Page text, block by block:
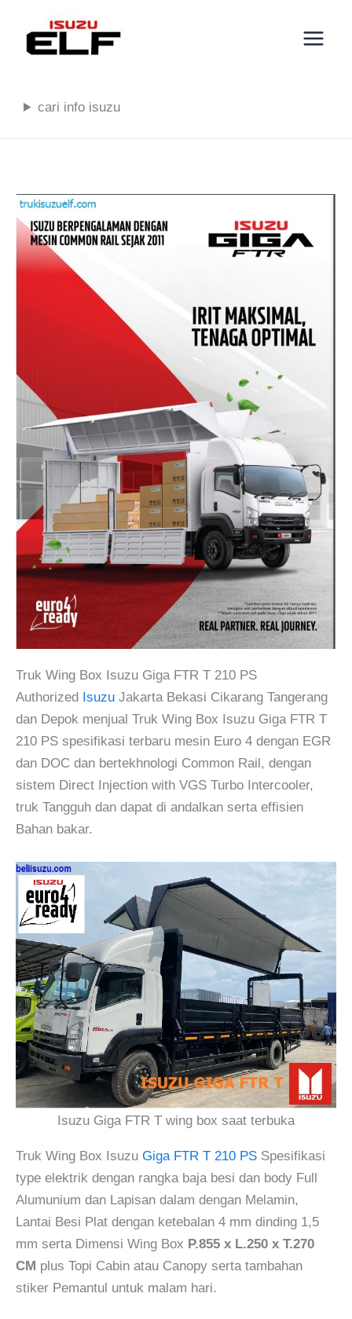
konten
cari info isuzu
Truk Wing Box Isuzu Giga FTR T 210 PS
Authorized Isuzu Jakarta Bekasi Cikarang Tangerang
dan Depok menjual Truk Wing Box Isuzu Giga FTR T
210 PS spesifikasi terbaru mesin Euro 4 dengan EGR
dan DOC dan bertekhnologi Common Rail, dengan
sistem Direct Injection with VGS Turbo Intercooler,
truk Tangguh dan dapat di andalkan serta effisien
Bahan bakar.
Isuzu Giga FTR T wing box saat terbuka
Truk Wing Box Isuzu Giga FTR T 210 PS Spesifikasi
type elektrik dengan rangka baja besi dan body Full
Alumunium dan Lapisan dalam dengan Melamin,
Lantai Besi Plat dengan ketebalan 4 mm dinding 1,5
mm serta Dimensi Wing Box P.855 x L.250 x T.270
CM plus Topi Cabin atau Canopy serta tambahan
stiker Pemantul untuk malam hari.